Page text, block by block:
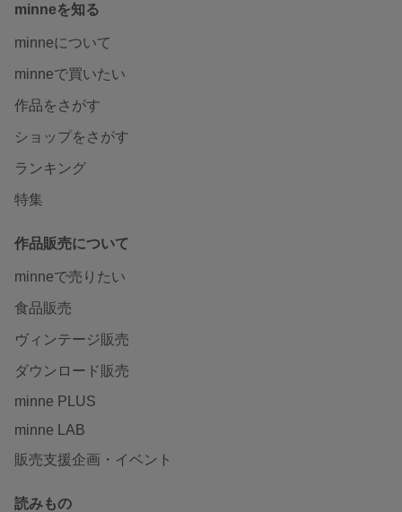
minneを知る
minneについて
minneで買いたい
作品をさがす
ショップをさがす
ランキング
特集
作品販売について
minneで売りたい
食品販売
ヴィンテージ販売
ダウンロード販売
minne PLUS
minne LAB
販売支援企画・イベント
読みもの